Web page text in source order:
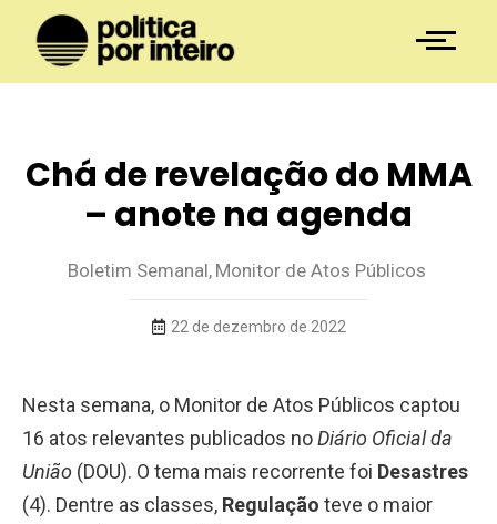
Chá de revelação do MMA
– anote na agenda
Boletim Semanal, Monitor de Atos Públicos
22 de dezembro de 2022
Nesta semana, o Monitor de Atos Públicos captou
16 atos relevantes publicados noDiário Oficial da
União (DOU). O tema mais recorrente foi Desastres
(4). Dentre as classes, Regulação teve o maior